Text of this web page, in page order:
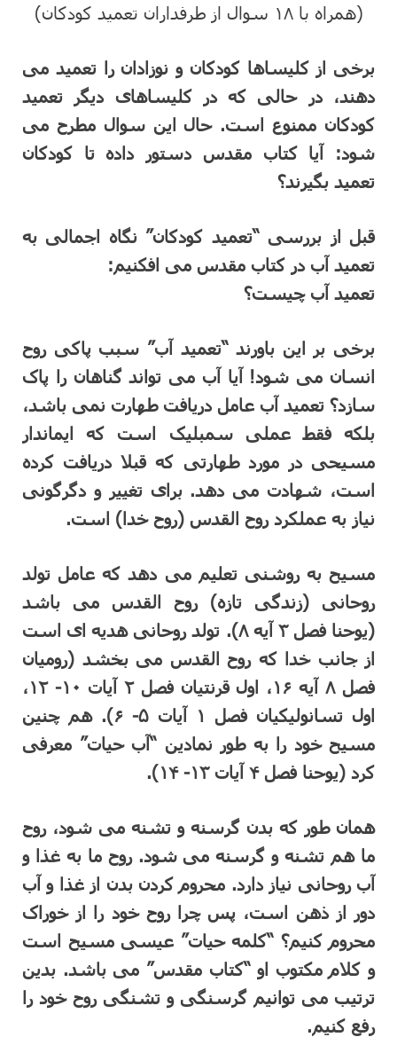
(همراه با ۱۸ سوال از طرفداران تعمید کودکان)
برخی از کلیساها کودکان و نوزادان را تعمید می
دهند، در حالی که در کلیساهای دیگر تعمید
کودکان ممنوع است. حال این سوال مطرح می
شود: آیا کتاب مقدس دستور داده تا کودکان
تعمید بگیرند؟
قبل از بررسی “تعمید کودکان” نگاه اجمالی به
تعمید آب در کتاب مقدس می افکنیم:
تعمید آب چیست؟
برخی بر این باورند “تعمید آب” سبب پاکی روح
انسان می شود! آیا آب می تواند گناهان را پاک
سازد؟ تعمید آب عامل دریافت طهارت نمی باشد،
بلکه فقط عملی سمبلیک است که ایماندار
مسیحی در مورد طهارتی که قبلا دریافت کرده
است، شهادت می دهد. برای تغییر و دگرگونی
نیاز به عملکرد روح القدس (روح خدا) است.
مسیح به روشنی تعلیم می دهد که عامل تولد
روحانی (زندگی تازه) روح القدس می باشد
(یوحنا فصل ۳ آیه ۸). تولد روحانی هدیه ای است
از جانب خدا که روح القدس می بخشد (رومیان
فصل ۸ آیه ۱۶، اول قرنتیان فصل ۲ آیات ۱۰- ۱۲،
اول تسانولیکیان فصل ۱ آیات ۵- ۶). هم چنین
مسیح خود را به طور نمادین “آب حیات” معرفی
کرد (یوحنا فصل ۴ آیات ۱۳- ۱۴).
همان طور که بدن گرسنه و تشنه می شود، روح
ما هم تشنه و گرسنه می شود. روح ما به غذا و
آب روحانی نیاز دارد. محروم کردن بدن از غذا و آب
دور از ذهن است، پس چرا روح خود را از خوراک
محروم کنیم؟ “کلمه حیات” عیسی مسیح است
و کلام مکتوب او “کتاب مقدس” می باشد. بدین
ترتیب می توانیم گرسنگی و تشنگی روح خود را
رفع کنیم.